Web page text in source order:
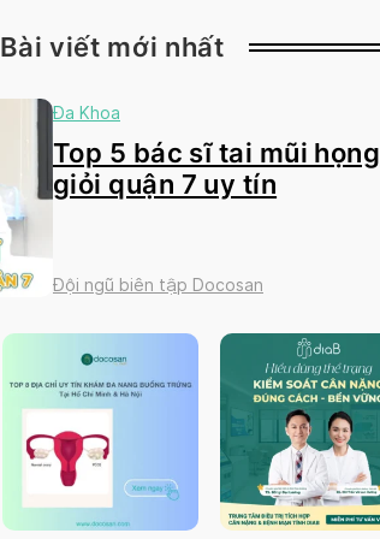
Bài viết mới nhất
Đa Khoa
Top 5 bác sĩ tai mũi họng
giỏi quận 7 uy tín
Đội ngũ biên tập Docosan